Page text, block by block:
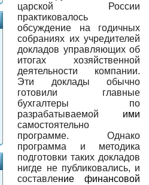
царской России
практиковалось
обсуждение на годичных
собраниях их учредителей
докладов управляющих об
итогах хозяйственной
деятельности компании.
Эти доклады обычно
готовили главные
бухгалтеры по
разрабатываемой ими
самостоятельно
программе. Однако
программа и методика
подготовки таких докладов
нигде не публиковались, и
составление финансовой